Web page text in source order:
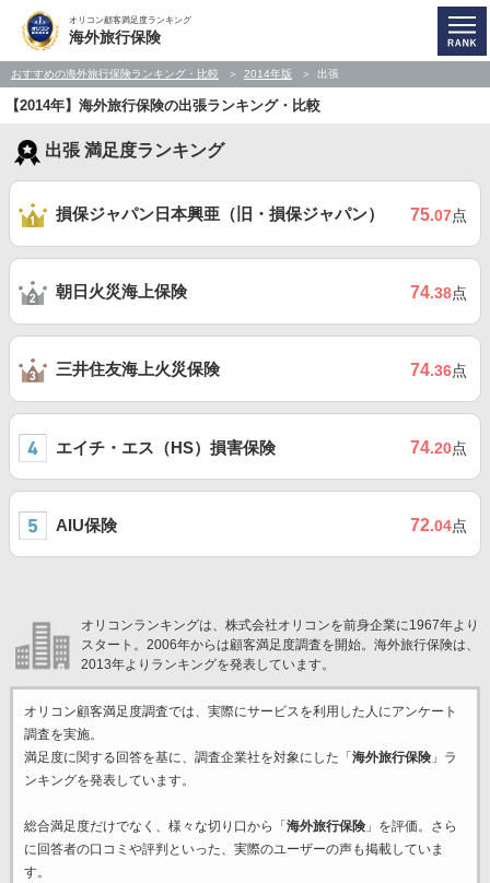
オリコン顧客満足度ランキング
海外旅行保険
おすすめの海外旅行保険ランキング・比較 2014年版 出張
【2014年】海外旅行保険の出張ランキング・比較
出張 満足度ランキング
損保ジャパン日本興亜（旧・損保ジャパン） 75.07点
朝日火災海上保険 74.38点
三井住友海上火災保険 74.36点
エイチ・エス（HS）損害保険 74.20点
AIU保険 72.04点
オリコンランキングは、株式会社オリコンを前身企業に1967年より
スタート。2006年からは顧客満足度調査を開始。海外旅行保険は、
2013年よりランキングを発表しています。
オリコン顧客満足度調査では、実際にサービスを利用した 人にアンケート
調査を実施。
満足度に関する回答を基に、調査企業社を対象にした「 海外旅行保険」ラ
ンキングを発表しています。
総合満足度だけでなく、様々な切り口から「 海外旅行保険」を評価。さら
に回答者の口コミや評判といった、実際のユーザーの声も掲載していま
す。